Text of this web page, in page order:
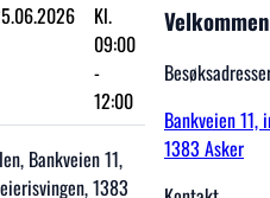
Kl.
09:00
-
12:00
Bankveien 11,
1383
Velkommen
Bankveien 11,
1383 Asker